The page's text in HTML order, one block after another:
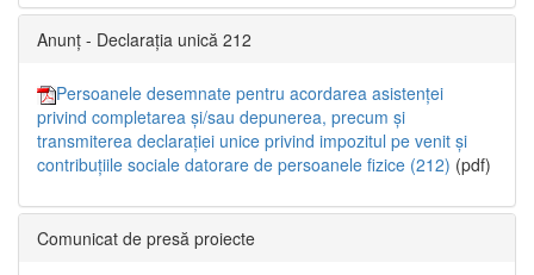
Anunț - Declarația unică 212
Persoanele desemnate pentru acordarea asistenței
privind completarea și/sau depunerea, precum și
transmiterea declarației unice privind impozitul pe venit și
contribuțiile sociale datorare de persoanele fizice (212) (pdf)
Comunicat de presă proiecte